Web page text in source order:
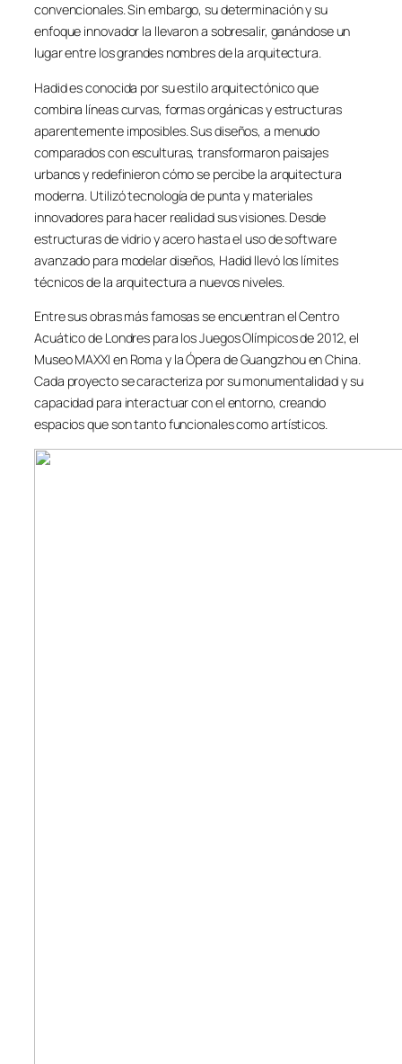
convencionales. Sin embargo, su determinación y su
enfoque innovador la llevaron a sobresalir, ganándose un
lugar entre los grandes nombres de la arquitectura.
Hadid es conocida por su estilo arquitectónico que
combina líneas curvas, formas orgánicas y estructuras
aparentemente imposibles. Sus diseños, a menudo
comparados con esculturas, transformaron paisajes
urbanos y redefinieron cómo se percibe la arquitectura
moderna. Utilizó tecnología de punta y materiales
innovadores para hacer realidad sus visiones. Desde
estructuras de vidrio y acero hasta el uso de software
avanzado para modelar diseños, Hadid llevó los límites
técnicos de la arquitectura a nuevos niveles.
Entre sus obras más famosas se encuentran el Centro
Acuático de Londres para los Juegos Olímpicos de 2012, el
Museo MAXXI en Roma y la Ópera de Guangzhou en China.
Cada proyecto se caracteriza por su monumentalidad y su
capacidad para interactuar con el entorno, creando
espacios que son tanto funcionales como artísticos.